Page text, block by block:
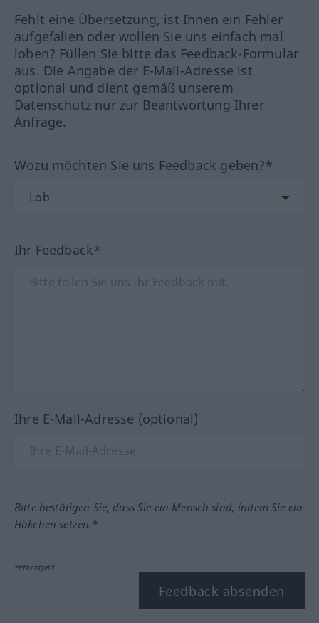
Fehlt eine Übersetzung, ist Ihnen ein Fehler
aufgefallen oder wollen Sie uns einfach mal
loben? Füllen Sie bitte das Feedback-Formular
aus. Die Angabe der E-Mail-Adresse ist
optional und dient gemäß unserem
Datenschutz nur zur Beantwortung Ihrer
Anfrage.
Wozu möchten Sie uns Feedback geben?*
Ihr Feedback*
Ihre E-Mail-Adresse (optional)
Bitte bestätigen Sie, dass Sie ein Mensch sind, indem Sie ein
Häkchen setzen.*
*Pflichtfeld
Feedback absenden